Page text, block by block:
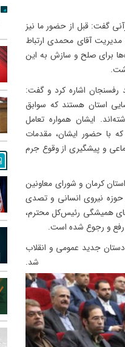
گفت: قبل از حضور ما نیز
آقای محمدی ارتباط
برای صلح و سازش به این
اشاره کرد و گفت:
استان هستند که سوابق
ایشان همواره تعامل
که با حضور ایشان، مقدمات
و پیشگیری از وقوع جرم
کرمان و شورای معاونین
حوزه نیروی انسانی و تصدی
همیشگی رئیس‌کل محترم،
رفع و رجوع شده است.
جدید عمومی و انقلاب
شد.